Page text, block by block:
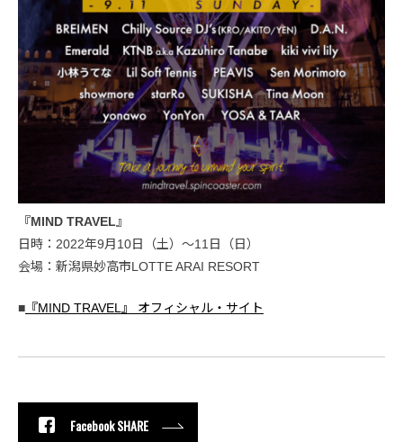
『MIND TRAVEL』
日時：2022年9月10日（土）〜11日（日）
会場：新潟県妙高市LOTTE ARAI RESORT
■ 『MIND TRAVEL』 オフィシャル・サイト
Facebook SHARE